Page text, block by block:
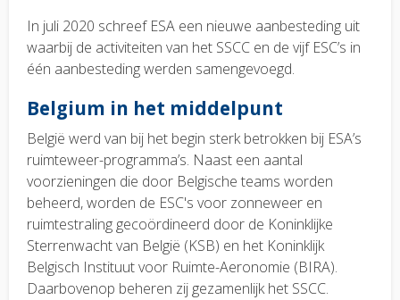
In juli 2020 schreef ESA een nieuwe aanbesteding uit
waarbij de activiteiten van het SSCC en de vijf ESC’s in
één aanbesteding werden samengevoegd.
Belgium in het middelpunt
België werd van bij het begin sterk betrokken bij ESA’s
ruimteweer-programma’s. Naast een aantal
voorzieningen die door Belgische teams worden
beheerd, worden de ESC's voor zonneweer en
ruimtestraling gecoördineerd door de Koninklijke
Sterrenwacht van België (KSB) en het Koninklijk
Belgisch Instituut voor Ruimte-Aeronomie (BIRA).
Daarbovenop beheren zij gezamenlijk het SSCC.